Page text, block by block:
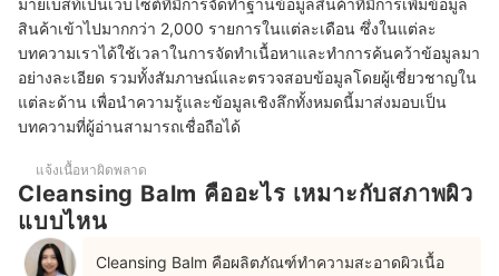
4
การทำความสะอาด
10 Cleansing Balm ยี่ห้อไหนดี คลีนซิ่งบาล์ม ไม่อุดตัน
Cleansing Balm อุดตันไหม ใช้ทุกวันได้หรือไม่
บทความที่เกี่ยวข้องกับ Cleansing Balm
สินค้าเข้าไปมากกว่า 2,000 รายการในแต่ละเดือน ซึ่งในแต่ละ
บทความเราได้ใช้เวลาในการจัดทำเนื้อหาและทำการค้นคว้าข้อมูลมา
อย่างละเอียด รวมทั้งสัมภาษณ์และตรวจสอบข้อมูลโดยผู้เชี่ยวชาญใน
แต่ละด้าน เพื่อนำความรู้และข้อมูลเชิงลึกทั้งหมดนี้มาส่งมอบเป็น
บทความที่ผู้อ่านสามารถเชื่อถือได้
แจ้งเนื้อหาผิดพลาด
Cleansing Balm คืออะไร เหมาะกับสภาพผิว
แบบไหน
Cleansing Balm คือผลิตภัณฑ์ทำความสะอาดผิวเนื้อ